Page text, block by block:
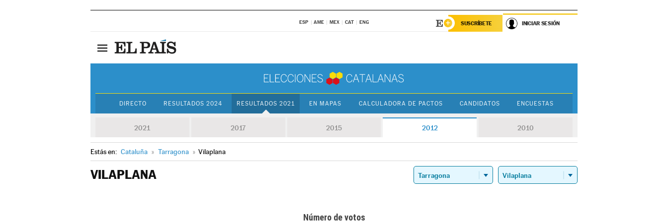
ESP AME MEX CAT ENG SUSCRÍBETE INICIAR SESIÓN
DIRECTO RESULTADOS 2024 RESULTADOS 2021 EN MAPAS CALCULADORA DE PACTOS CANDIDATOS ENCUESTAS
2021 2017 2015 2012 2010
Estás en: Cataluña » Tarragona » Vilaplana
VILAPLANA
Número de votos